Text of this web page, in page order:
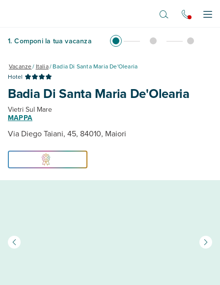
1. Componi la tua vacanza
Vacanze/ Italia/Badia Di Santa Maria De'Olearia
Hotel
Badia Di Santa Maria De'Olearia
Vietri Sul Mare
MAPPA
Via Diego Taiani, 45, 84010, Maiori